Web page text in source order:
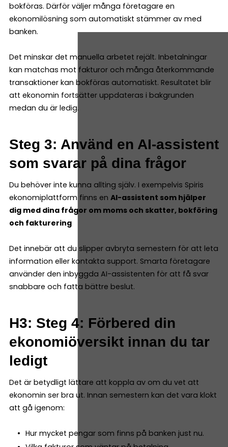
bokföras. Därför väljer många företagare en
ekonomilösning som automatiskt stämmer av med
banken.
Det minskar det manuella arbetet rejält. Inbetalningar
kan matchas mot fakturor och många återkommande
transaktioner kan bokföras automatiskt. Resultatet blir
att ekonomin fortsätter uppdateras i bakgrunden
medan du är ledig.
Steg 3: Använd en AI-assistent
som svarar på dina frågor
Du behöver inte kunna allting själv. I exempelvis Spiris
ekonomiplattform finns en AI-assistent som hjälper
dig med dina frågor om moms och skatter, bokföring
och fakturering
Det innebär att du slipper avbryta semestern för att leta
information eller kontakta support. Smarta företagare
använder den inbyggda AI-assistenten för att få svar
snabbare och fatta bättre beslut.
H3: Steg 4: Förbered din
ekonomiöversikt innan du tar
ledigt
Det är betydligt lättare att koppla av om du vet att
ekonomin ser bra ut. Innan semestern kan det vara klokt
att gå igenom:
Hur mycket pengar som finns på banken just nu.